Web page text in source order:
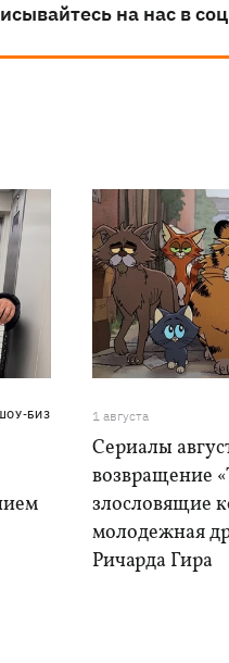
на нас в
БИЗ 1 августа
Сериалы
возвращение
злословящие
молодежная
Ричарда Гира